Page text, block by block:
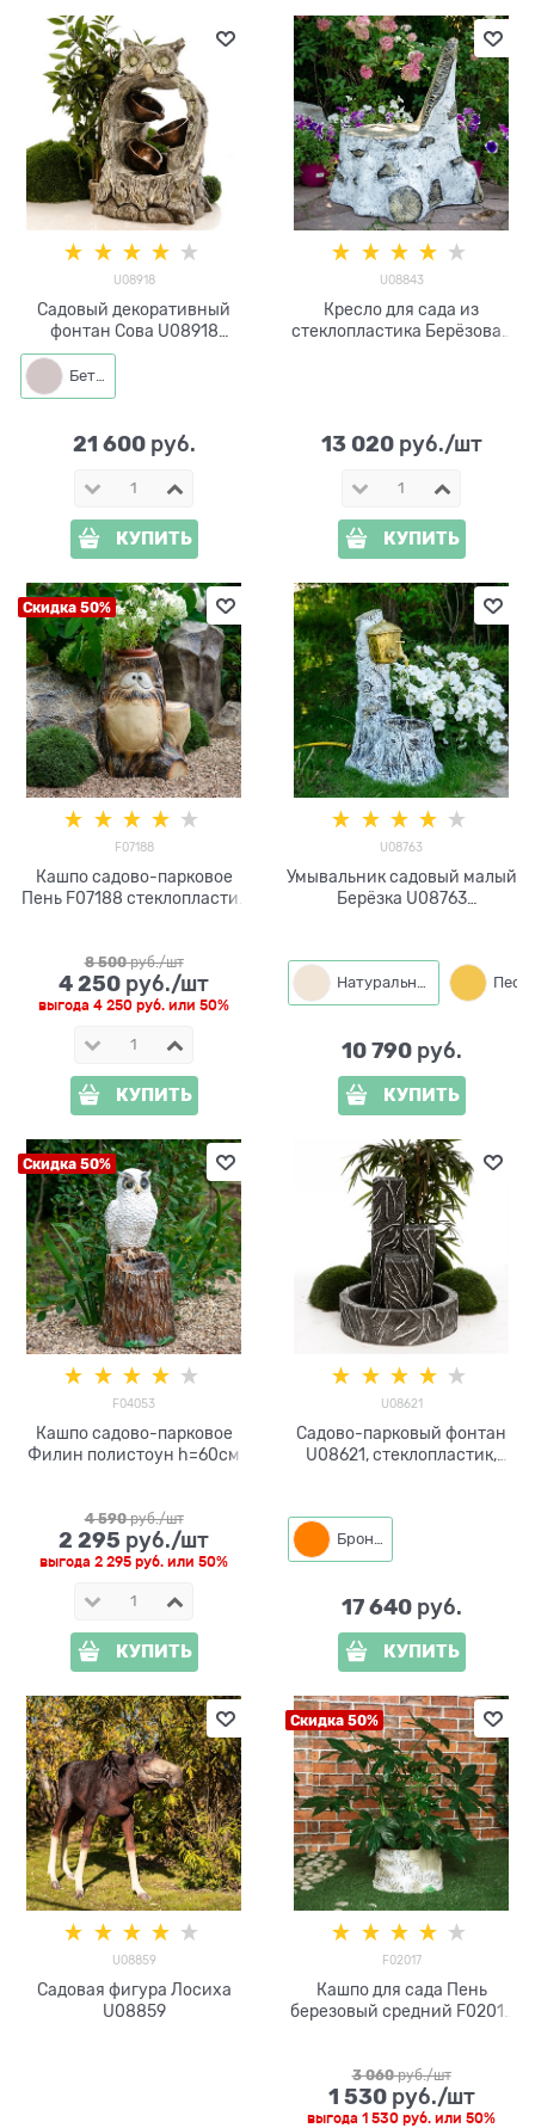
U08918
Садовый декоративный
фонтан Сова U08918
стеклопластик высота 102
Бетон
21 600 руб.
КУПИТЬ
U08843
Кресло для сада из
стеклопластика Берёзовая
13 020 руб./шт
КУПИТЬ
Скидка 50%
F07188
Кашпо садово-парковое
Пень F07188 стеклопластик
8 500 руб./шт
4 250 руб./шт
выгода 4 250 руб. или 50%
КУПИТЬ
U08763
Умывальник садовый малый
Берёзка U08763
Натуральный
10 790 руб.
КУПИТЬ
Скидка 50%
F04053
Кашпо садово-парковое
Филин полистоун h=60см
4 590 руб./шт
2 295 руб./шт
выгода 2 295 руб. или 50%
КУПИТЬ
U08621
Садово-парковый фонтан
U08621, стеклопластик,
Бронза
17 640 руб.
КУПИТЬ
U08859
Садовая фигура Лосиха
U08859
Скидка 50%
F02017
Кашпо для сада Пень
березовый средний F02017
3 060 руб./шт
1 530 руб./шт
выгода 1 530 руб. или 50%